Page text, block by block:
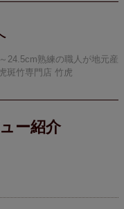
24.5cm熟練の職人が地元産
斑竹専門店 竹虎